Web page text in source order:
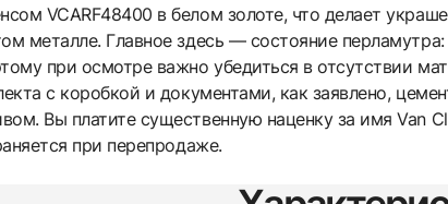
VCARF48400 в белом золоте, что делает
металле. Главное здесь — состояние
при осмотре важно убедиться в отсутствии
с коробкой и документами, как заявлено,
Вы платите существенную наценку за имя Van
при перепродаже.